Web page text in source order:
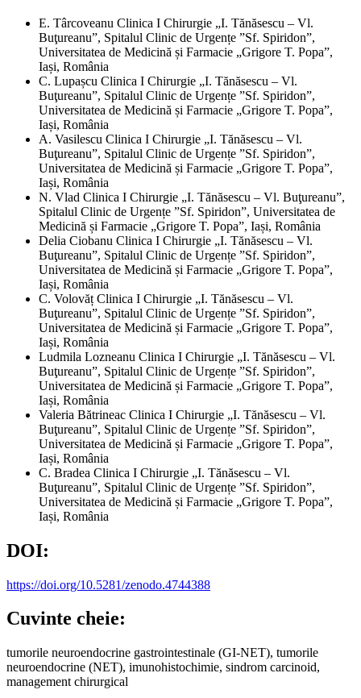
E. Târcoveanu Clinica I Chirurgie „I. Tănăsescu – Vl.
Buţureanu”, Spitalul Clinic de Urgențe ”Sf. Spiridon”,
Universitatea de Medicină și Farmacie „Grigore T. Popa”,
Iași, România
C. Lupașcu Clinica I Chirurgie „I. Tănăsescu – Vl.
Buţureanu”, Spitalul Clinic de Urgențe ”Sf. Spiridon”,
Universitatea de Medicină și Farmacie „Grigore T. Popa”,
Iași, România
A. Vasilescu Clinica I Chirurgie „I. Tănăsescu – Vl.
Buţureanu”, Spitalul Clinic de Urgențe ”Sf. Spiridon”,
Universitatea de Medicină și Farmacie „Grigore T. Popa”,
Iași, România
N. Vlad Clinica I Chirurgie „I. Tănăsescu – Vl. Buţureanu”,
Spitalul Clinic de Urgențe ”Sf. Spiridon”, Universitatea de
Medicină și Farmacie „Grigore T. Popa”, Iași, România
Delia Ciobanu Clinica I Chirurgie „I. Tănăsescu – Vl.
Buţureanu”, Spitalul Clinic de Urgențe ”Sf. Spiridon”,
Universitatea de Medicină și Farmacie „Grigore T. Popa”,
Iași, România
C. Volovăț Clinica I Chirurgie „I. Tănăsescu – Vl.
Buţureanu”, Spitalul Clinic de Urgențe ”Sf. Spiridon”,
Universitatea de Medicină și Farmacie „Grigore T. Popa”,
Iași, România
Ludmila Lozneanu Clinica I Chirurgie „I. Tănăsescu – Vl.
Buţureanu”, Spitalul Clinic de Urgențe ”Sf. Spiridon”,
Universitatea de Medicină și Farmacie „Grigore T. Popa”,
Iași, România
Valeria Bătrineac Clinica I Chirurgie „I. Tănăsescu – Vl.
Buţureanu”, Spitalul Clinic de Urgențe ”Sf. Spiridon”,
Universitatea de Medicină și Farmacie „Grigore T. Popa”,
Iași, România
C. Bradea Clinica I Chirurgie „I. Tănăsescu – Vl.
Buţureanu”, Spitalul Clinic de Urgențe ”Sf. Spiridon”,
Universitatea de Medicină și Farmacie „Grigore T. Popa”,
Iași, România
DOI:
https://doi.org/10.5281/zenodo.4744388
Cuvinte cheie:
tumorile neuroendocrine gastrointestinale (GI-NET), tumorile
neuroendocrine (NET), imunohistochimie, sindrom carcinoid,
management chirurgical